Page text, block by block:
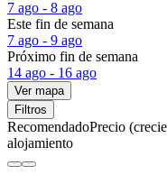
7 ago - 8 ago
Este fin de semana
7 ago - 9 ago
Próximo fin de semana
14 ago - 16 ago
Ver mapa
Filtros
RecomendadoPrecio
alojamiento